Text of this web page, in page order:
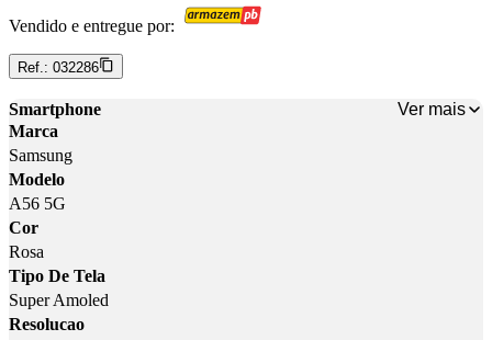
Vendido e entregue por:
Ref.: 032286
Smartphone
Ver mais
Marca
Samsung
Modelo
A56 5G
Cor
Rosa
Tipo De Tela
Super Amoled
Resolucao